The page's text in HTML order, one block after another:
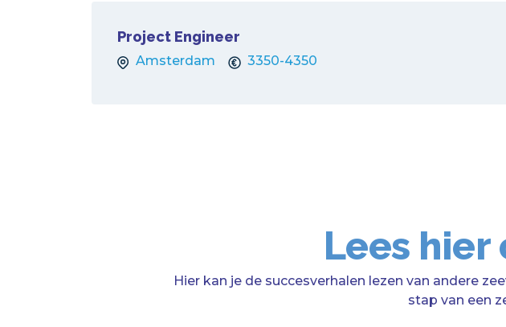
Project Engineer
Amsterdam 3350-4350
Lees hier
Hier kan je de succesverhalen lezen van andere
stap van een